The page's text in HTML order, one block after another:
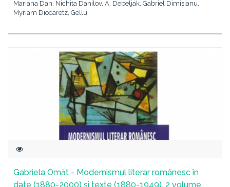
Mariana Dan, Nichita Danilov, A. Debeljak, Gabriel Dimisianu,
Myriam Diocaretz, Gellu
Gabriela Omăt - Modernismul literar românesc în
date (1880-2000) şi texte (1880-1949), 2 volume,